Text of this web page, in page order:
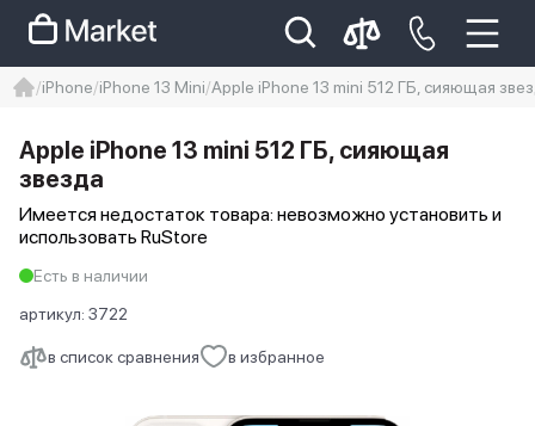
Iphone 14 pro max
айфон 14
iPhone iPhone 13 Mini Apple iPhone 13 mini 512 ГБ, сияющая
в список сравнения в избранное
Apple iPhone 13 mini 512 ГБ, сияющая
звезда
Имеется недостаток товара: невозможно установить и
использовать RuStore
Есть в наличии
артикул: 3722